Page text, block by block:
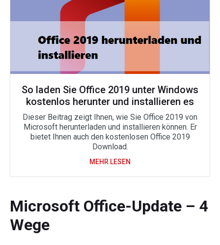
So laden Sie Office 2019 unter Windows
kostenlos herunter und installieren es
Dieser Beitrag zeigt Ihnen, wie Sie Office 2019 von
Microsoft herunterladen und installieren können. Er
bietet Ihnen auch den kostenlosen Office 2019
Download.
MEHR LESEN
Microsoft Office-Update – 4
Wege